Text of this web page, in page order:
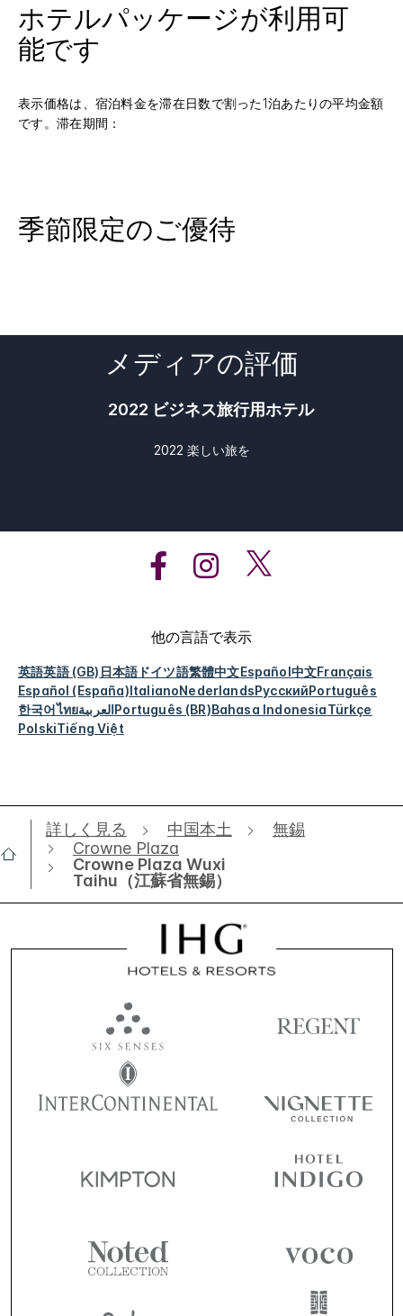
ホテルパッケージが利用可
能です
表示価格は、宿泊料金を滞在日数で割った1泊あたりの平均金額
です。滞在期間：
季節限定のご優待
メディアの評価
2022 ビジネス旅行用ホテル
2022 楽しい旅を
他の言語で表示
英語英語 (GB) 日本語 ドイツ語繁體中文Español中文Français
Español (España)ItalianoNederlandsРусскийPortuguês
한국어ไทยالعربيةPortuguês (BR)Bahasa IndonesiaTürkçe
PolskiTiếng Việt
詳しく見る 中国本土
無錫
Crowne Plaza
Crowne Plaza Wuxi
Taihu（江蘇省無錫）